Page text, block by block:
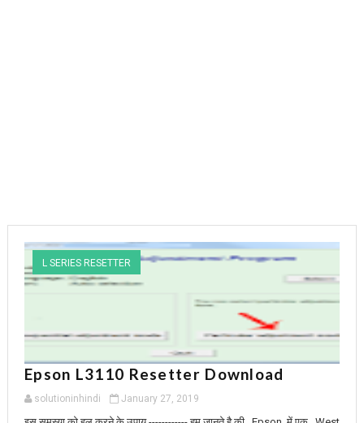
L SERIES RESETTER
Epson L3110 Resetter Download
solutioninhindi January 27, 2019